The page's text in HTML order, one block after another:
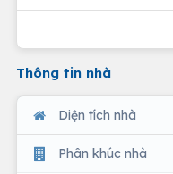
Thông tin nhà
Diện tích nhà
Phân khúc nhà